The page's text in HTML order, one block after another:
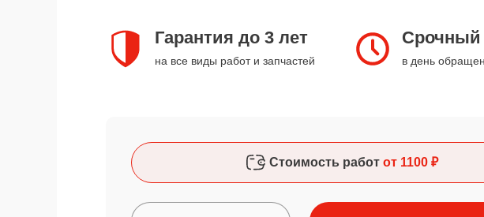
Гарантия до 3 лет
на все виды работ и запчастей
Срочный
в день
Стоимость работ от 1100 ₽